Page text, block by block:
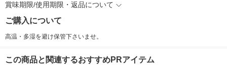
賞味期限/使用期限・返品について
ご購入について
高温・多湿を避け保管下さいませ。
この商品と関連するおすすめPRアイテム